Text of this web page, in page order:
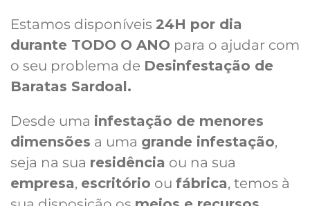
Estamos disponíveis 24H por dia
durante TODO O ANO para o ajudar com
o seu problema de Desinfestação de
Baratas Sardoal.
Desde uma infestação de menores
dimensões a uma grande infestação,
seja na sua residência ou na sua
empresa, escritório ou fábrica, temos à